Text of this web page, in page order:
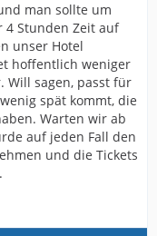
man sollte um
4 Stunden Zeit auf
unser Hotel
hoffentlich weniger
Will sagen, passt für
spät kommt, die
Warten wir ab
auf jeden Fall den
und die Tickets